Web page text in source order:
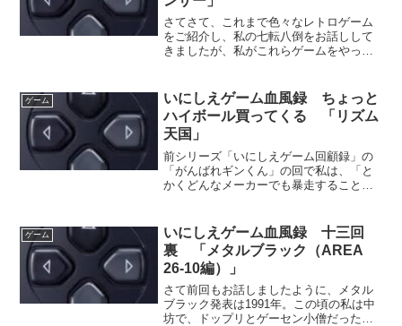
さてさて、これまで色々なレトロゲーム
をご紹介し、私の七転八倒をお話しして
きましたが、私がこれらゲームをやって
す。では今現在の私は何をしているの
か？散々ゲームをやり散ら...
ゲーム
いにしえゲーム血風録 ちょっと
ハイボール買ってくる 「リズム
天国」
前シリーズ「いにしえゲーム回顧録」の
「がんばれギンくん」の回で私は、「と
かくどんなメーカーでも暴走することが
うみても「どうかしているゲーム」を作
ってしまうものなのです...
ゲーム
いにしえゲーム血風録 十三回
裏 「メタルブラック（AREA
26-10編）」
さて前回もお話しましたように、メタル
ブラック発表は1991年。この頃の私は中
坊で、ドップリとゲーセン小僧だったわ